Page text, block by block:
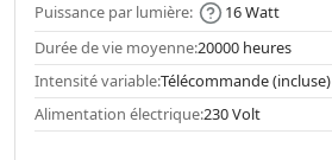
Puissance par lumière:
16 Watt
Durée de vie moyenne:20000 heures
Intensité variable:Télécommande (incluse)
Alimentation électrique:230 Volt